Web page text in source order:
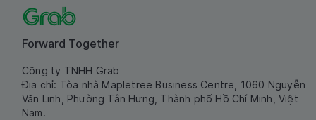
Forward Together
Công ty TNHH Grab
Địa chỉ: Tòa nhà Mapletree Business Centre, 1060 Nguyễn
Văn Linh, Phường Tân Hưng, Thành phố Hồ Chí Minh, Việt
Nam.